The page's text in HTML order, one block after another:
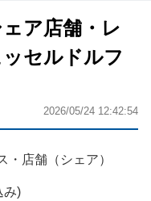
ア店舗・レ
セルドルフ
2026/05/24 12:42:54
・店舗（シェア）
み)